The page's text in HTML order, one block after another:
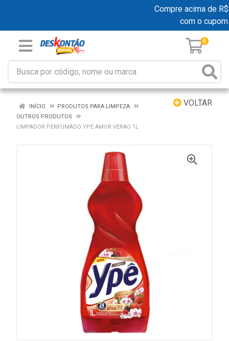
Compre acima de
com o cupom
0
VOLTAR
INÍCIO
PRODUTOS PARA LIMPEZA
OUTROS PRODUTOS
LIMPADOR PERFUMADO YPE AMOR VERAO 1L